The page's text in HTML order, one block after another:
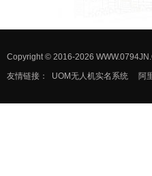
Copyright © 2016-2026
友情链接：
UOM无人机实名系统 阿